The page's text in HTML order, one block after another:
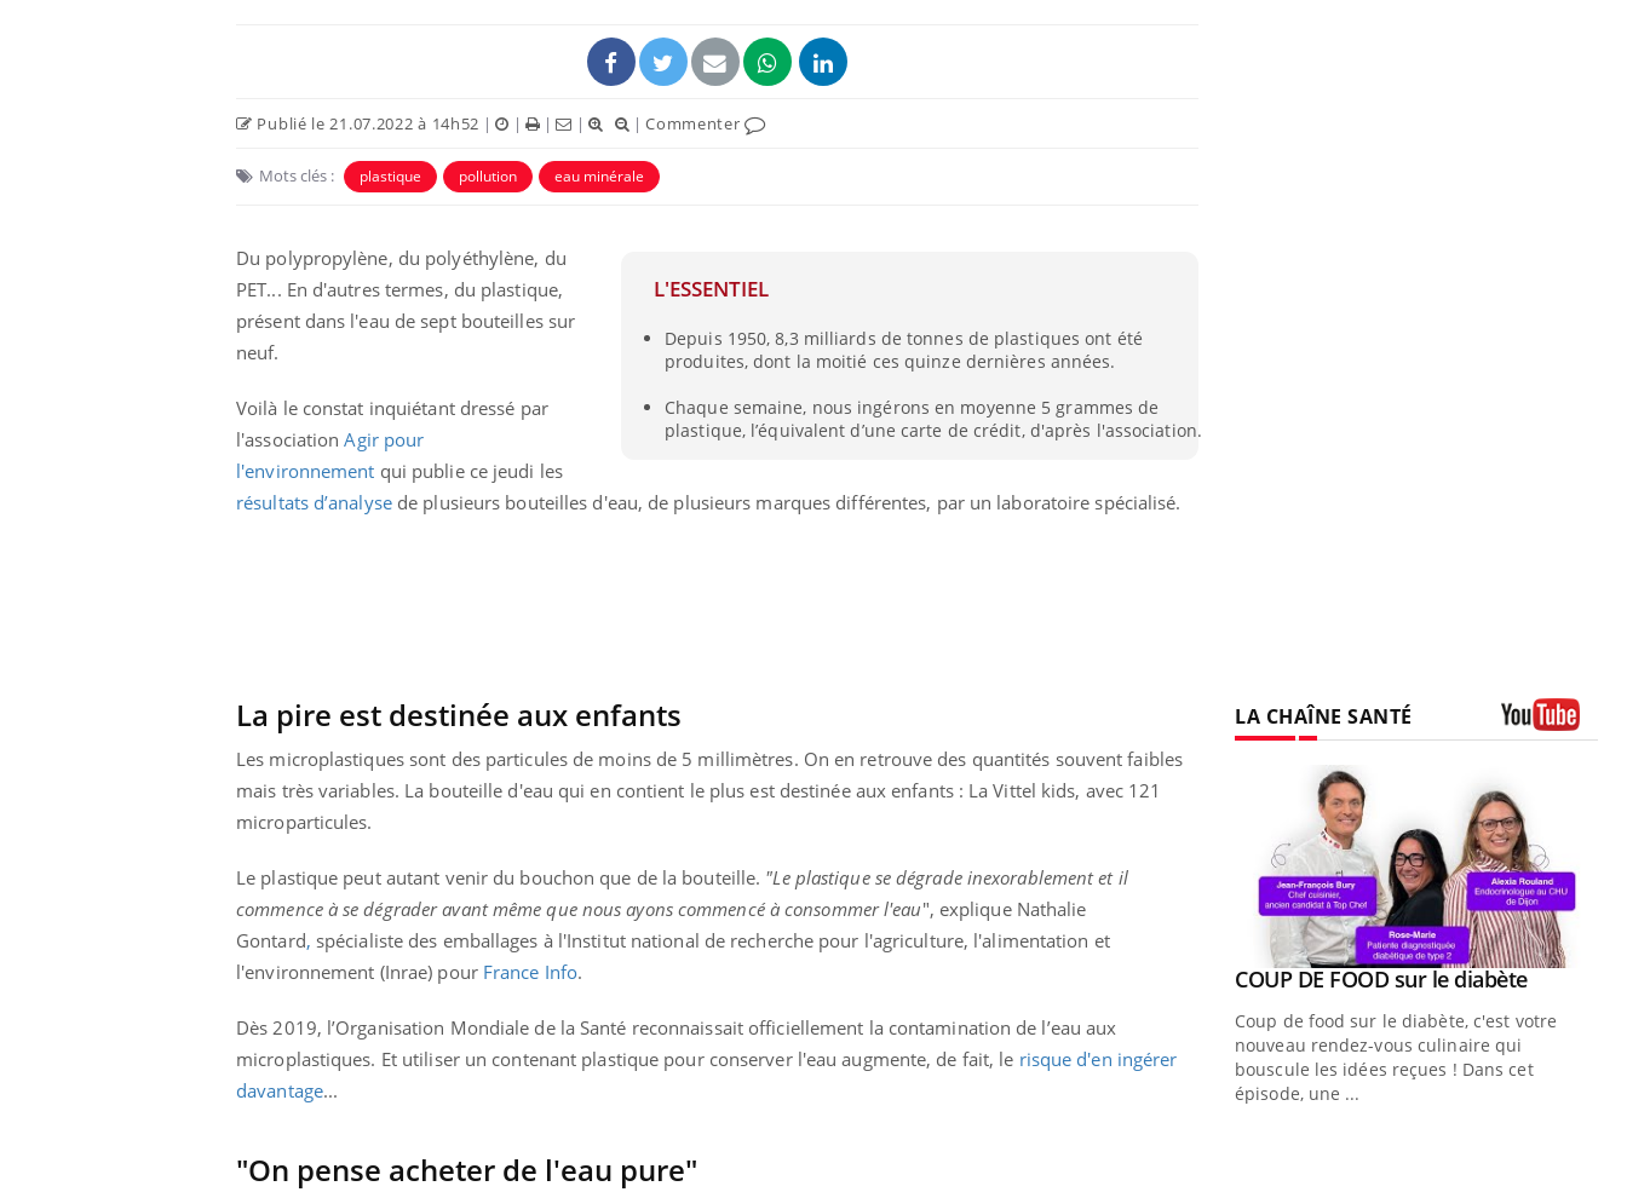
Publié le 21.07.2022 à 14h52 | | | | |Commenter
Mots clés : plastique pollution eau minérale
L'ESSENTIEL
Depuis 1950, 8,3 milliards de tonnes de plastiques ont été
produites, dont la moitié ces quinze dernières années.
Chaque semaine, nous ingérons en moyenne 5 grammes de
plastique, l’équivalent d’une carte de crédit, d'après l'association.
Du polypropylène, du polyéthylène, du
PET... En d'autres termes, du plastique,
présent dans l'eau de sept bouteilles sur
neuf.
Voilà le constat inquiétant dressé par
l'associationAgir pour
l'environnement qui publie ce jeudi les
résultats d’analysede plusieurs bouteilles d'eau, de plusieurs marques différentes, par un laboratoire spécialisé.
La pire est destinée aux enfants
Les microplastiques sont des particules de moins de 5 millimètres. On en retrouve des quantités souvent faibles
mais très variables. La bouteille d'eau qui en contient le plus est destinée aux enfants : La Vittel kids, avec 121
microparticules.
Le plastique peut autant venir du bouchon que de la bouteille. "Le plastique se dégrade inexorablement et il
commence à se dégrader avant même que nous ayons commencé à consommer l'eau", explique Nathalie
Gontard, spécialiste des emballages à l'Institut national de recherche pour l'agriculture, l'alimentation et
l'environnement (Inrae) pour France Info.
Dès 2019, l’Organisation Mondiale de la Santé reconnaissait officiellement la contamination de l’eau aux
microplastiques. Et utiliser un contenant plastique pour conserver l'eau augmente, de fait, le risque d'en ingérer
davantage...
"On pense acheter de l'eau pure"
LA CHAÎNE SANTÉ
Eczéma Chronique des Mains : se
L'été arrive… et avec lui, un tout nouveau
rythme de vie ! Vacances, plage, piscine,
soleil, activités en plein air… Nos mains
Youtube
Diabète & Ramadan 2026
Le Ramadan approche, et, pour de
diabète, c'est une période de questions, de
préventiveYoutube
Un établissement lié à un groupe
Youtube
COUP DE FOOD sur le diabèteYoutube
Coup de food sur le diabète, c'est votre
nouveau rendez-vous culinaire qui
bouscule les idées reçues ! Dans cet
épisode, une ...